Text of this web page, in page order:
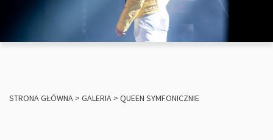
STRONA GŁÓWNA > GALERIA > QUEEN SYMFONICZNIE